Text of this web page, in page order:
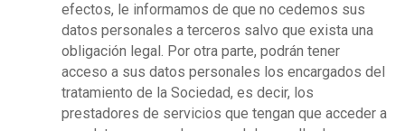
efectos, le informamos de que no cedemos sus
datos personales a terceros salvo que exista una
obligación legal. Por otra parte, podrán tener
acceso a sus datos personales los encargados del
tratamiento de la Sociedad, es decir, los
prestadores de servicios que tengan que acceder a